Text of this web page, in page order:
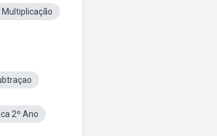
Multiplicação
2º Ano